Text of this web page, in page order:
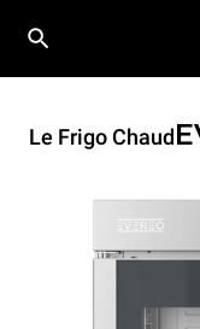
Le Frigo Chaud